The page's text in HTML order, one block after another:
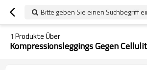
Bitte geben Sie einen Suchbegriff
1 Produkte Über
Kompressionsleggings Gegen